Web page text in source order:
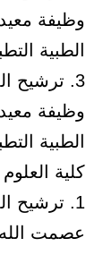
وظيفة
الطبية
3. ترشيح
وظيفة
الطبية
كلية العلوم
1. ترشيح
عصمت